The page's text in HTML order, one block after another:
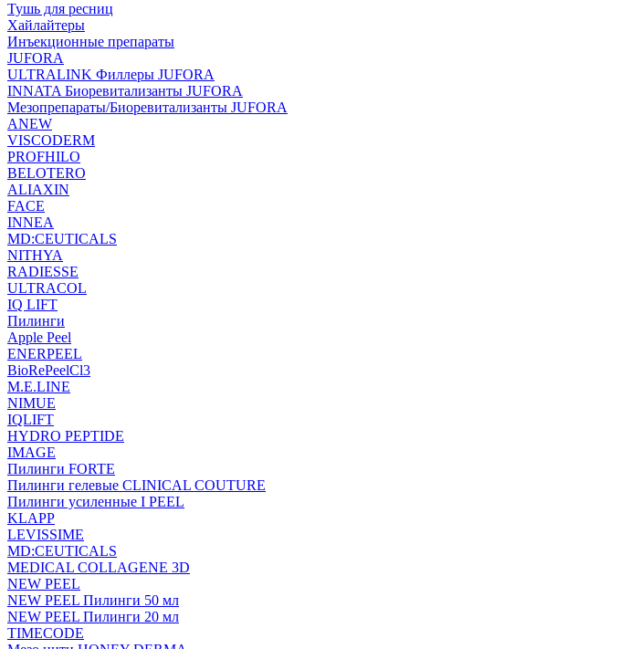
Тушь для ресниц
Хайлайтеры
Инъекционные препараты
JUFORA
ULTRALINK Филлеры JUFORA
INNATA Биоревитализанты JUFORA
Мезопрепараты/Биоревитализанты JUFORA
ANEW
VISCODERM
PROFHILO
BELOTERO
ALIAXIN
FACE
INNEA
MD:CEUTICALS
NITHYA
RADIESSE
ULTRACOL
IQ LIFT
Пилинги
Apple Peel
ENERPEEL
BioRePeelCl3
M.E.LINE
NIMUE
IQLIFT
HYDRO PEPTIDE
IMAGE
Пилинги FORTE
Пилинги гелевые CLINICAL COUTURE
Пилинги усиленные I PEEL
KLAPP
LEVISSIME
MD:CEUTICALS
MEDICAL COLLAGENE 3D
NEW PEEL
NEW PEEL Пилинги 50 мл
NEW PEEL Пилинги 20 мл
TIMECODE